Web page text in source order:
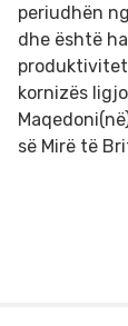
periudhën
dhe është
kornizës
së Mirë të